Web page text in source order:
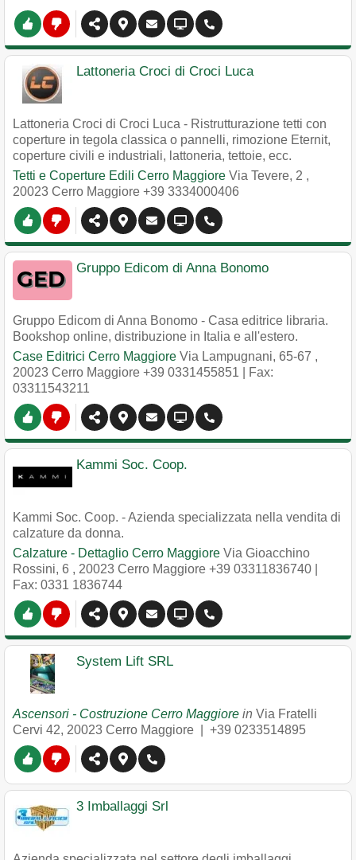
Lattoneria Croci di Croci Luca
Lattoneria Croci di Croci Luca - Ristrutturazione tetti con
coperture in tegola classica o pannelli, rimozione Eternit,
coperture civili e industriali, lattoneria, tettoie, ecc.
Tetti e Coperture Edili Cerro Maggiore Via Tevere, 2 ,
20023 Cerro Maggiore +39 3334000406
Gruppo Edicom di Anna Bonomo
Gruppo Edicom di Anna Bonomo - Casa editrice libraria.
Bookshop online, distribuzione in Italia e all'estero.
Case Editrici Cerro Maggiore Via Lampugnani, 65-67 ,
20023 Cerro Maggiore +39 0331455851 | Fax:
03311543211
Kammi Soc. Coop.
Kammi Soc. Coop. - Azienda specializzata nella vendita di
calzature da donna.
Calzature - Dettaglio Cerro Maggiore Via Gioacchino
Rossini, 6 , 20023 Cerro Maggiore +39 03311836740
Fax: 0331 1836744
System Lift SRL
Ascensori - Costruzione Cerro Maggiore in Via Fratelli
Cervi 42, 20023 Cerro Maggiore +39 0233514895
3 Imballaggi Srl